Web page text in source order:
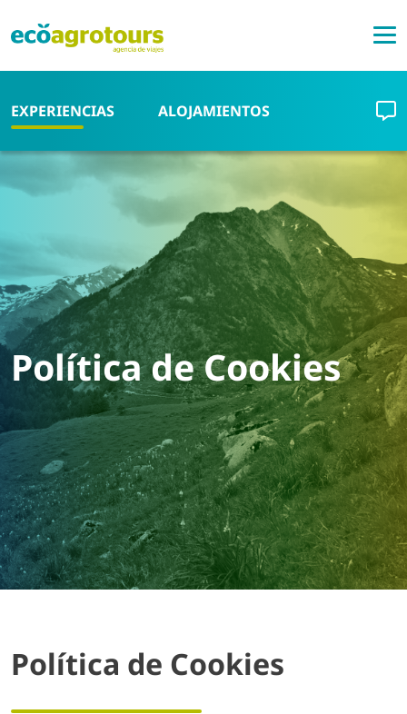
Pasar al contenido principal
EXPERIENCIAS ALOJAMIENTOS
Política de Cookies
Política de Cookies